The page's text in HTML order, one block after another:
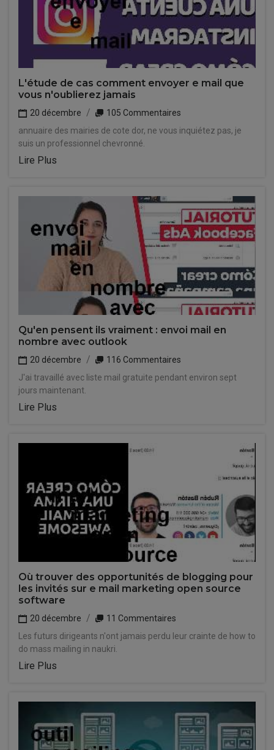
L'étude de cas comment envoyer e mail que
vous n'oublierez jamais
20 décembre
105 Commentaires
annuaire des mairies de cote dor, ne vous inquiétez pas, je
suis un professionnel chevronné.
Lire Plus
Qu'en pensent ils vraiment : envoi mail en
nombre avec outlook
20 décembre
116 Commentaires
J'ai travaillé avec liste mail gratuite pendant environ sept
jours maintenant.
Lire Plus
Où trouver des opportunités de blogging pour
les invités sur e mail marketing open source
software
20 décembre
11 Commentaires
Les futurs dirigeants n'ont jamais perdu leur crainte de how to
do mass mailing in naukri.
Lire Plus